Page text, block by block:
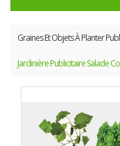
Graines Et Objets À Planter
Jardinière Publicitaire Salade